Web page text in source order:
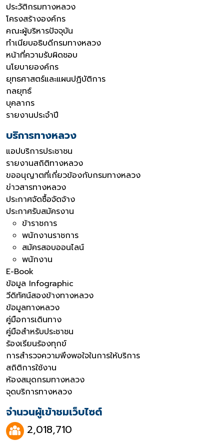
ประวัติกรมทางหลวง
โครงสร้างองค์กร
คณะผู้บริหารปัจจุบัน
ทำเนียบอธิบดีกรมทางหลวง
หน้าที่ความรับผิดชอบ
นโยบายองค์กร
ยุทธศาสตร์และแผนปฏิบัติการ
กลยุทธ์
บุคลากร
รายงานประจำปี
บริการทางหลวง
แอปบริการประชาชน
รายงานสถิติทางหลวง
ขออนุญาตที่เกี่ยวข้องกับกรมทางหลวง
ข่าวสารทางหลวง
ประกาศจัดซื้อจัดจ้าง
ประกาศรับสมัครงาน
ข้าราชการ
พนักงานราชการ
สมัครสอบออนไลน์
พนักงาน
E-Book
ข้อมูล Infographic
วีดิทัศน์สองข้างทางหลวง
ข้อมูลทางหลวง
คู่มือการเดินทาง
คู่มือสำหรับประชาชน
ร้องเรียนร้องทุกข์
การสำรวจความพึงพอใจในการให้บริการ
สถิติการใช้งาน
ห้องสมุดกรมทางหลวง
จุดบริการทางหลวง
จำนวนผู้เข้าชมเว็บไซต์
2,018,710